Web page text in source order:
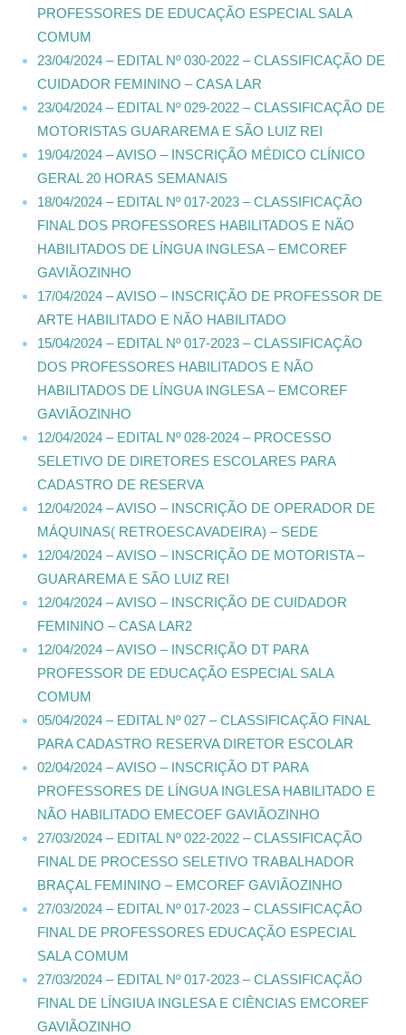
PROFESSORES DE EDUCAÇÃO ESPECIAL SALA
COMUM
23/04/2024 – EDITAL Nº 030-2022 – CLASSIFICAÇÃO DE
CUIDADOR FEMININO – CASA LAR
23/04/2024 – EDITAL Nº 029-2022 – CLASSIFICAÇÃO DE
MOTORISTAS GUARAREMA E SÃO LUIZ REI
19/04/2024 – AVISO – INSCRIÇÃO MÉDICO CLÍNICO
GERAL 20 HORAS SEMANAIS
18/04/2024 – EDITAL Nº 017-2023 – CLASSIFICAÇÃO
FINAL DOS PROFESSORES HABILITADOS E NÃO
HABILITADOS DE LÍNGUA INGLESA – EMCOREF
GAVIÃOZINHO
17/04/2024 – AVISO – INSCRIÇÃO DE PROFESSOR DE
ARTE HABILITADO E NÃO HABILITADO
15/04/2024 – EDITAL Nº 017-2023 – CLASSIFICAÇÃO
DOS PROFESSORES HABILITADOS E NÃO
HABILITADOS DE LÍNGUA INGLESA – EMCOREF
GAVIÃOZINHO
12/04/2024 – EDITAL Nº 028-2024 – PROCESSO
SELETIVO DE DIRETORES ESCOLARES PARA
CADASTRO DE RESERVA
12/04/2024 – AVISO – INSCRIÇÃO DE OPERADOR DE
MÁQUINAS( RETROESCAVADEIRA) – SEDE
12/04/2024 – AVISO – INSCRIÇÃO DE MOTORISTA –
GUARAREMA E SÃO LUIZ REI
12/04/2024 – AVISO – INSCRIÇÃO DE CUIDADOR
FEMININO – CASA LAR2
12/04/2024 – AVISO – INSCRIÇÃO DT PARA
PROFESSOR DE EDUCAÇÃO ESPECIAL SALA
COMUM
05/04/2024 – EDITAL Nº 027 – CLASSIFICAÇÃO FINAL
PARA CADASTRO RESERVA DIRETOR ESCOLAR
02/04/2024 – AVISO – INSCRIÇÃO DT PARA
PROFESSORES DE LÍNGUA INGLESA HABILITADO E
NÃO HABILITADO EMECOEF GAVIÃOZINHO
27/03/2024 – EDITAL Nº 022-2022 – CLASSIFICAÇÃO
FINAL DE PROCESSO SELETIVO TRABALHADOR
BRAÇAL FEMININO – EMCOREF GAVIÃOZINHO
27/03/2024 – EDITAL Nº 017-2023 – CLASSIFICAÇÃO
FINAL DE PROFESSORES EDUCAÇÃO ESPECIAL
SALA COMUM
27/03/2024 – EDITAL Nº 017-2023 – CLASSIFICAÇÃO
FINAL DE LÍNGIUA INGLESA E CIÊNCIAS EMCOREF
GAVIÃOZINHO